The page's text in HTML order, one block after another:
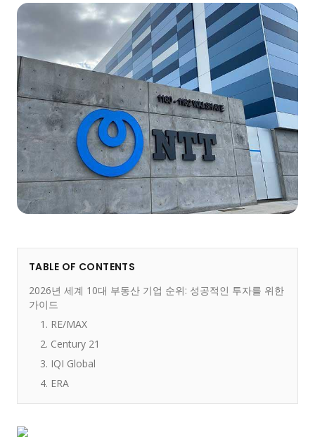
TABLE OF CONTENTS
2026년 세계 10대 부동산 기업 순위: 성공적인 투자를 위한
가이드
1. RE/MAX
2. Century 21
3. IQI Global
4. ERA